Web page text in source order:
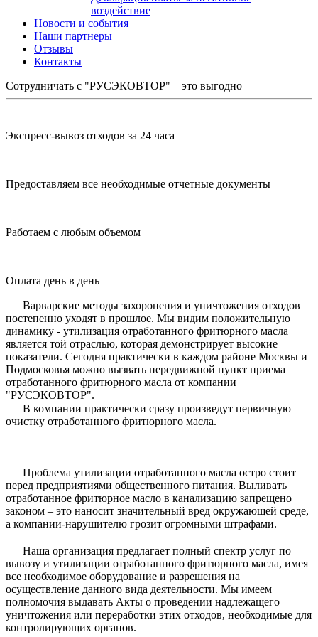
воздействие
Новости и события
Наши партнеры
Отзывы
Контакты
Сотрудничать с "РУСЭКОВТОР" – это выгодно
Экспресс-вывоз отходов за 24 часа
Предоставляем все необходимые отчетные документы
Работаем с любым объемом
Оплата день в день
⠀⠀Варварские методы захоронения и уничтожения отходов
постепенно уходят в прошлое. Мы видим положительную
динамику - утилизация отработанного фритюрного масла
является той отраслью, которая демонстрирует высокие
показатели. Сегодня практически в каждом районе Москвы и
Подмосковья можно вызвать передвижной пункт приема
отработанного фритюрного масла от компании
"РУСЭКОВТОР".
⠀⠀В компании практически сразу произведут первичную
очистку отработанного фритюрного масла.
⠀⠀Проблема утилизации отработанного масла остро стоит
перед предприятиями общественного питания. Выливать
отработанное фритюрное масло в канализацию запрещено
законом – это наносит значительный вред окружающей среде,
а компании-нарушителю грозит огромными штрафами.
⠀⠀Наша организация предлагает полный спектр услуг по
вывозу и утилизации отработанного фритюрного масла, имея
все необходимое оборудование и разрешения на
осуществление данного вида деятельности. Мы имеем
полномочия выдавать Акты о проведении надлежащего
уничтожения или переработки этих отходов, необходимые для
контролирующих органов.